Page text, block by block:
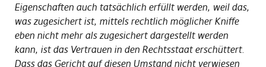
Eigenschaften auch tatsächlich erfüllt werden, weil das,
was zugesichert ist, mittels rechtlich möglicher Kniffe
eben nicht mehr als zugesichert dargestellt werden
kann, ist das Vertrauen in den Rechtsstaat erschüttert.
Dass das Gericht auf diesen Umstand nicht verwiesen